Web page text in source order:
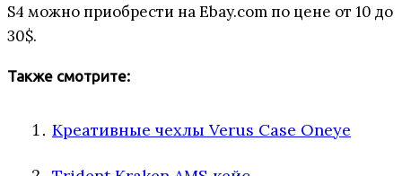
S4 можно приобрести на Ebay.com по цене от 10 до
30$.
Также смотрите:
Креативные чехлы Verus Case Oneye